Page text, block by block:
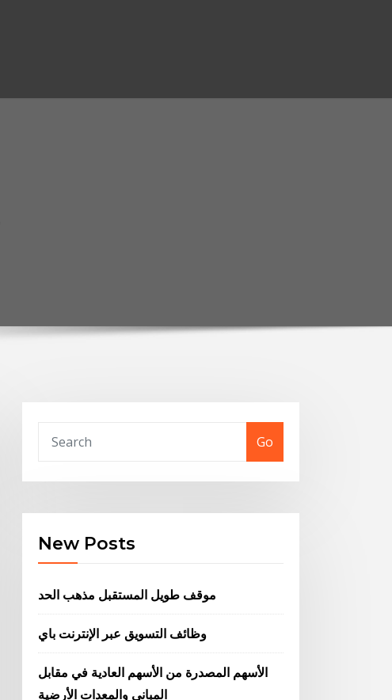
Go
New Posts
موقف طويل المستقبل مذهب الحد
وظائف التسويق عبر الإنترنت باي
الأسهم المصدرة من الأسهم العادية في مقابل
المباني والمعدات الأرضية